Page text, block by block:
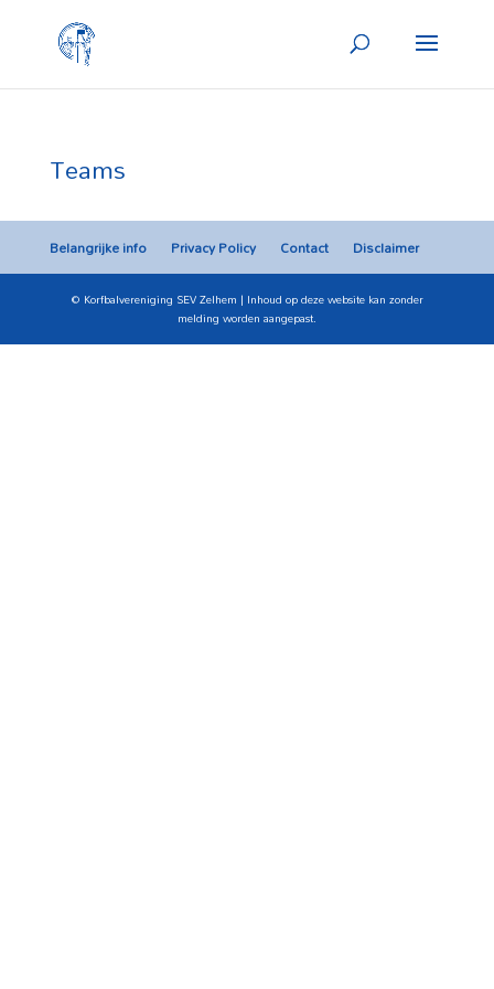
Teams
Belangrijke info Privacy Policy Contact Disclaimer
© Korfbalvereniging SEV Zelhem | Inhoud op deze website kan zonder
melding worden aangepast.